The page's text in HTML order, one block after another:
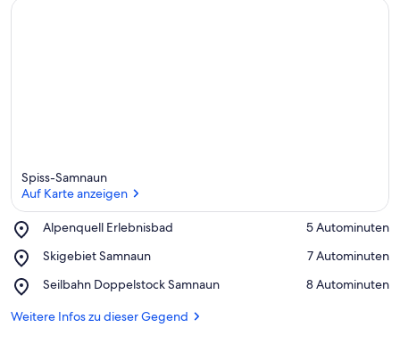
Spiss-Samnaun
Auf Karte anzeigen
Alpenquell Erlebnisbad
Place,
Erlebnisbad
‪5 Autominuten‬
Skigebiet Samnaun
Place,
Samnaun
‪7 Autominuten‬
Seilbahn Doppelstock Samnaun
Place,
Doppelstock
‪8 Autominuten‬
Weitere Infos zu dieser Gegend